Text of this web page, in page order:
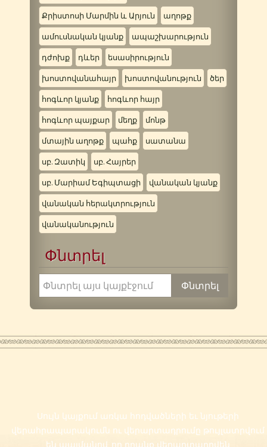
Քրիստոսի Մարմին և Արյուն աղոթք
ամուսնական կյանք ապաշխարություն
դժոխք դևեր եսասիրություն
խոստովանահայր խոստովանություն ծեր
հոգևոր կյանք հոգևոր հայր
հոգևոր պայքար մեղք մոնթ
մտային աղոթք պահք սատանա
սբ. Զատիկ սբ. Հայրեր
սբ. Մարիամ Եգիպտացի վանական կյանք
վանական հերակտրություն
վանականություն
Փնտրել
Սույն կայքում առկա հոդվածների եւ նյութերի
վերահրապարակումն ու վերարտադրումը թույլատրվում
են պայմանով, որ դրանք վերարտադրվեն